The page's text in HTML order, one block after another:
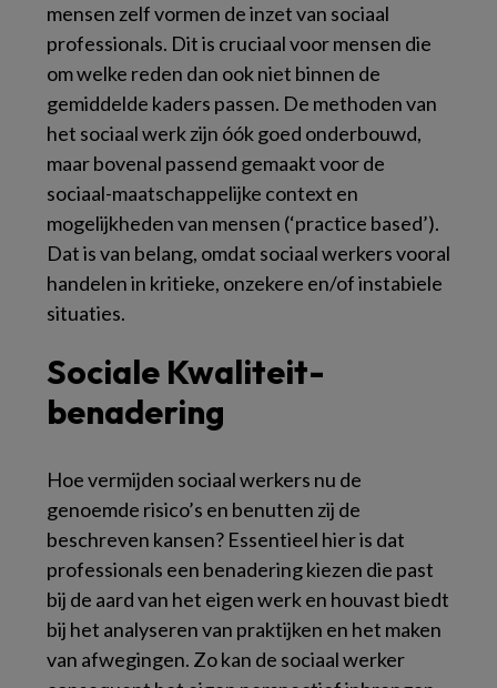
mensen zelf vormen de inzet van sociaal
professionals. Dit is cruciaal voor mensen die
om welke reden dan ook niet binnen de
gemiddelde kaders passen. De methoden van
het sociaal werk zijn óók goed onderbouwd,
maar bovenal passend gemaakt voor de
sociaal-maatschappelijke context en
mogelijkheden van mensen (‘practice based’).
Dat is van belang, omdat sociaal werkers vooral
handelen in kritieke, onzekere en/of instabiele
situaties.
Sociale Kwaliteit-
benadering
Hoe vermijden sociaal werkers nu de
genoemde risico’s en benutten zij de
beschreven kansen? Essentieel hier is dat
professionals een benadering kiezen die past
bij de aard van het eigen werk en houvast biedt
bij het analyseren van praktijken en het maken
van afwegingen. Zo kan de sociaal werker